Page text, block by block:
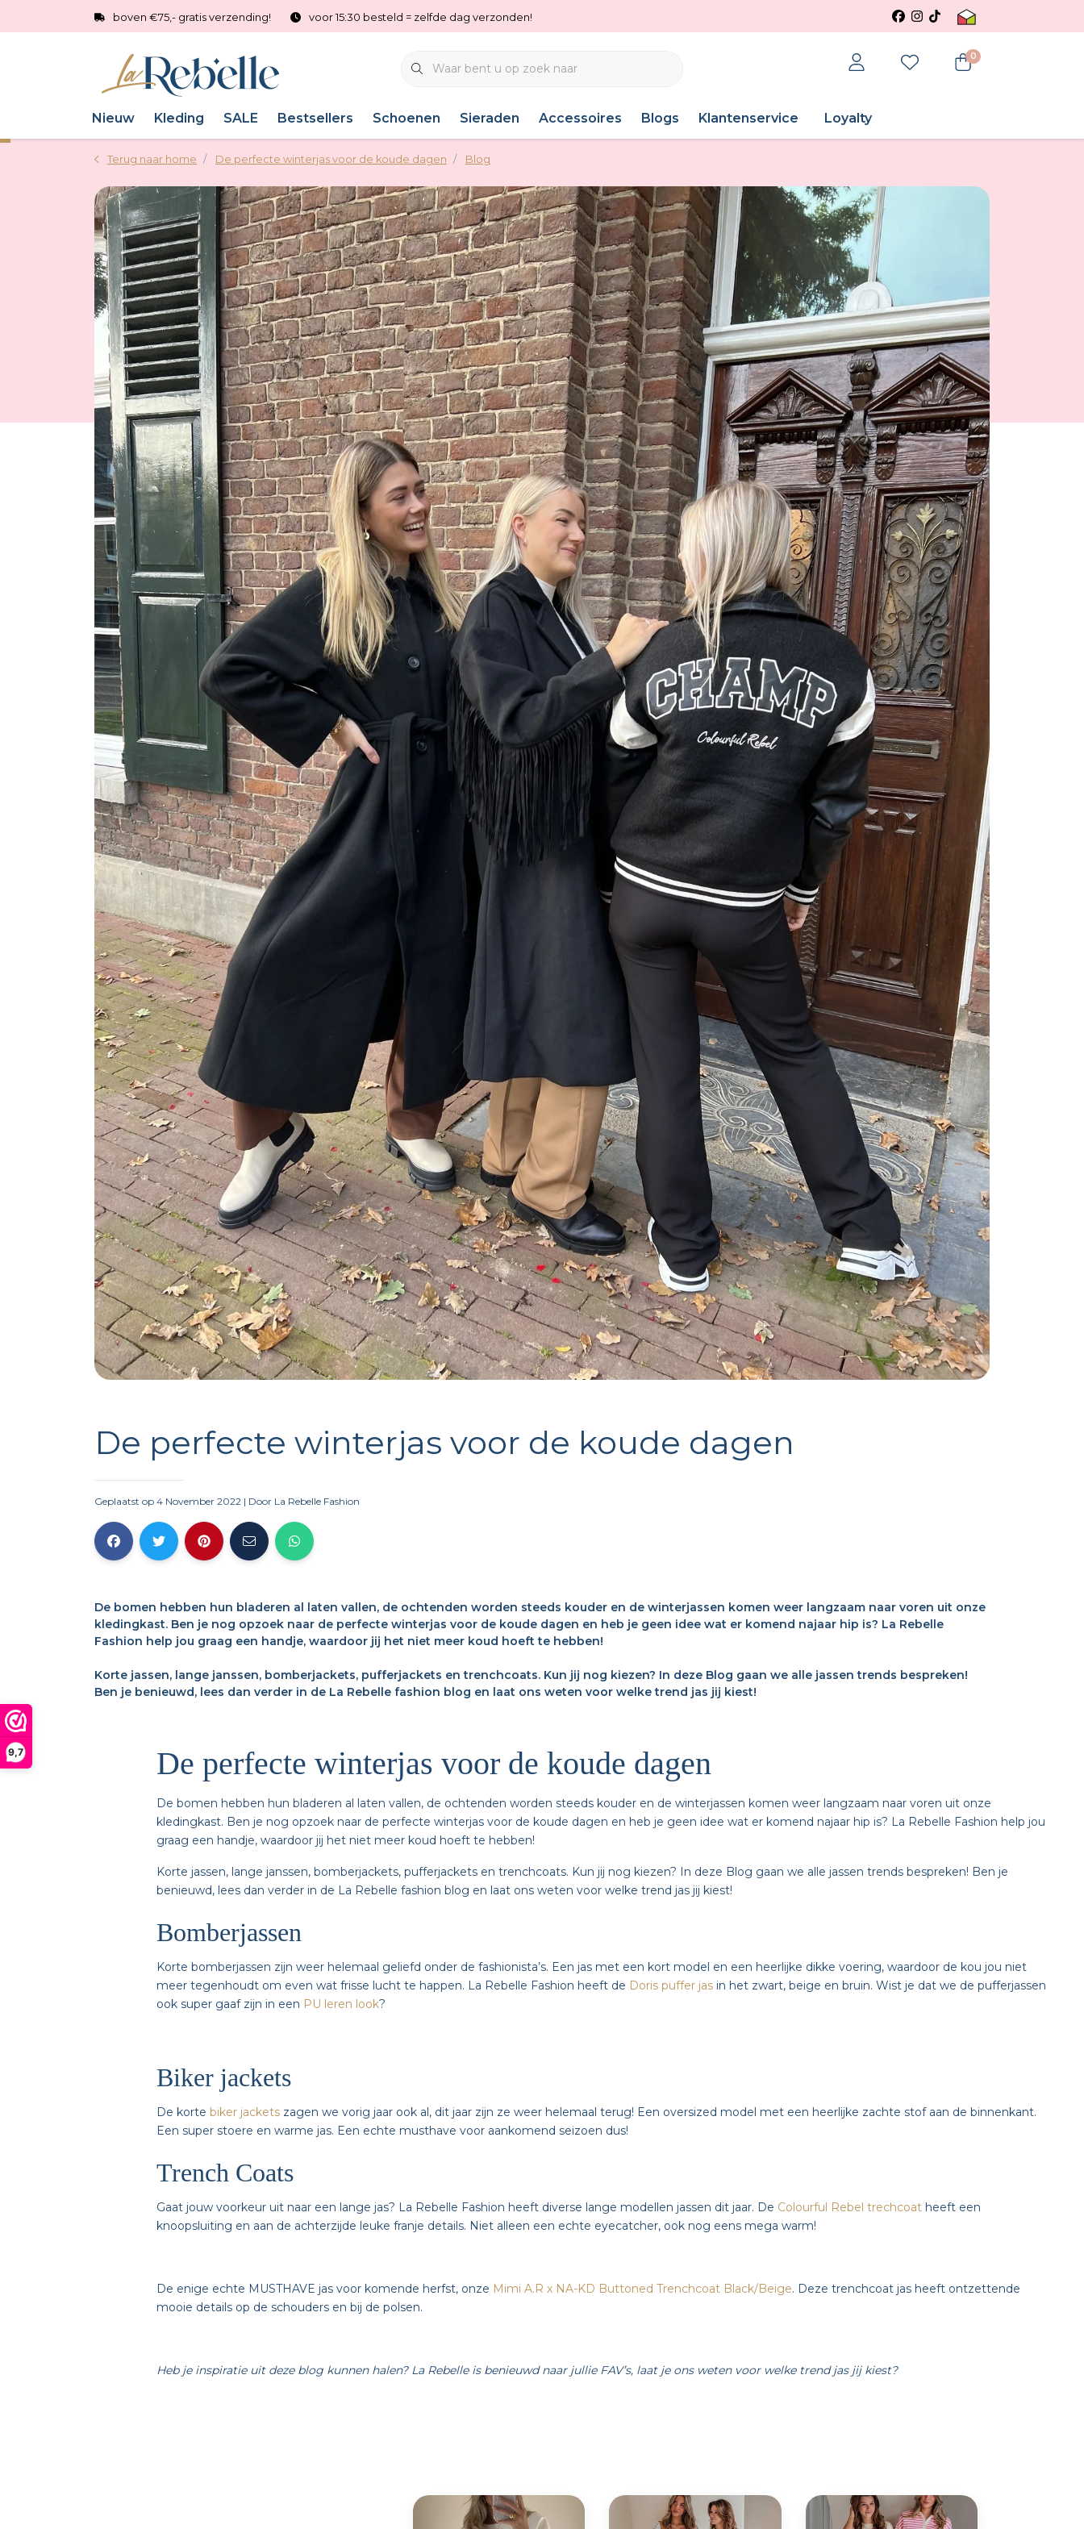
9,7
boven €75,- gratis verzending! voor 15:30 besteld = zelfde dag verzonden!
0
Nieuw Kleding SALE Bestsellers Schoenen Sieraden Accessoires Blogs Klantenservice Loyalty
Terug naar home De perfecte winterjas voor de koude dagen Blog
De perfecte winterjas voor de koude dagen
Geplaatst op 4 November 2022 | Door La Rebelle Fashion
De bomen hebben hun bladeren al laten vallen, de ochtenden worden steeds kouder en de winterjassen komen weer langzaam naar voren uit onze
kledingkast. Ben je nog opzoek naar de perfecte winterjas voor de koude dagen en heb je geen idee wat er komend najaar hip is? La Rebelle
Fashion help jou graag een handje, waardoor jij het niet meer koud hoeft te hebben!
Korte jassen, lange janssen, bomberjackets, pufferjackets en trenchcoats. Kun jij nog kiezen? In deze Blog gaan we alle jassen trends bespreken!
Ben je benieuwd, lees dan verder in de La Rebelle fashion blog en laat ons weten voor welke trend jas jij kiest!
De perfecte winterjas voor de koude dagen
De bomen hebben hun bladeren al laten vallen, de ochtenden worden steeds kouder en de winterjassen komen weer langzaam naar voren uit onze
kledingkast. Ben je nog opzoek naar de perfecte winterjas voor de koude dagen en heb je geen idee wat er komend najaar hip is? La Rebelle Fashion help jou
graag een handje, waardoor jij het niet meer koud hoeft te hebben!
Korte jassen, lange janssen, bomberjackets, pufferjackets en trenchcoats. Kun jij nog kiezen? In deze Blog gaan we alle jassen trends bespreken! Ben je
benieuwd, lees dan verder in de La Rebelle fashion blog en laat ons weten voor welke trend jas jij kiest!
Bomberjassen
Korte bomberjassen zijn weer helemaal geliefd onder de fashionista’s. Een jas met een kort model en een heerlijke dikke voering, waardoor de kou jou niet
meer tegenhoudt om even wat frisse lucht te happen. La Rebelle Fashion heeft de Doris puffer jas in het zwart, beige en bruin. Wist je dat we de pufferjassen
ook super gaaf zijn in een PU leren look?
Biker jackets
De korte biker jackets zagen we vorig jaar ook al, dit jaar zijn ze weer helemaal terug! Een oversized model met een heerlijke zachte stof aan de binnenkant.
Een super stoere en warme jas. Een echte musthave voor aankomend seizoen dus!
Trench Coats
Gaat jouw voorkeur uit naar een lange jas? La Rebelle Fashion heeft diverse lange modellen jassen dit jaar. De Colourful Rebel trechcoat heeft een
knoopsluiting en aan de achterzijde leuke franje details. Niet alleen een echte eyecatcher, ook nog eens mega warm!
De enige echte MUSTHAVE jas voor komende herfst, onze Mimi A.R x NA-KD Buttoned Trenchcoat Black/Beige. Deze trenchcoat jas heeft ontzettende
mooie details op de schouders en bij de polsen.
Heb je inspiratie uit deze blog kunnen halen? La Rebelle is benieuwd naar jullie FAV’s, laat je ons weten voor welke trend jas jij kiest?